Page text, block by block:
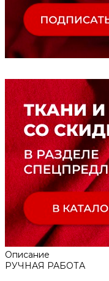
Описание
РУЧНАЯ РАБОТА